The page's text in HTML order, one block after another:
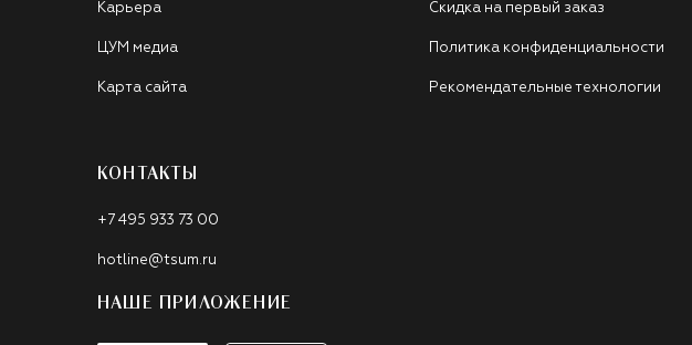
Карьера
ЦУМ медиа
Карта сайта
Скидка на первый заказ
Политика конфиденциальности
Рекомендательные технологии
КОНТАКТЫ
+7 495 933 73 00
hotline@tsum.ru
НАШЕ ПРИЛОЖЕНИЕ